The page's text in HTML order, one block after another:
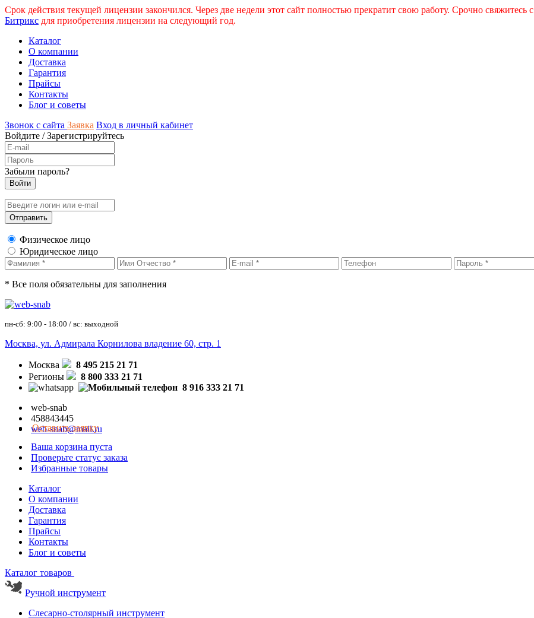
Срок действия текущей лицензии закончился. Через две недели этот сайт полностью прекратит свою работу. Срочно свяжитесь с
Битрикс для приобретения лицензии на следующий год.
Каталог
О компании
Доставка
Гарантия
Прайсы
Контакты
Блог и советы
Звонок с сайта Заявка Вход в личный кабинет
Войдите /Зарегистрируйтесь
Забыли пароль?
Физическое лицо
Юридическое лицо
* Все поля обязательны для заполнения
пн-сб: 9:00 - 18:00 / вс: выходной
Москва, ул. Адмирала Корнилова владение 60, стр. 1
Москва
8 495 215 21 71
Регионы
8 800 333 21 71
8 916 333 21 71
web-snab
458843445
web-snab@mail.ru
Оставить заявку
Ваша корзина пуста
Проверьте статус заказа
Избранные товары
Каталог
О компании
Доставка
Гарантия
Прайсы
Контакты
Блог и советы
Каталог товаров
Ручной инструмент
Слесарно-столярный инструмент